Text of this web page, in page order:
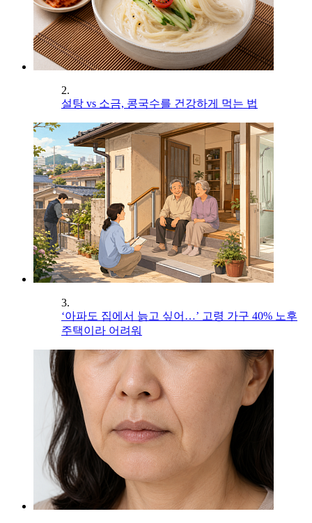
2.
설탕 vs 소금, 콩국수를 건강하게 먹는 법
3.
‘아파도 집에서 늙고 싶어…’ 고령 가구 40% 노후
주택이라 어려워